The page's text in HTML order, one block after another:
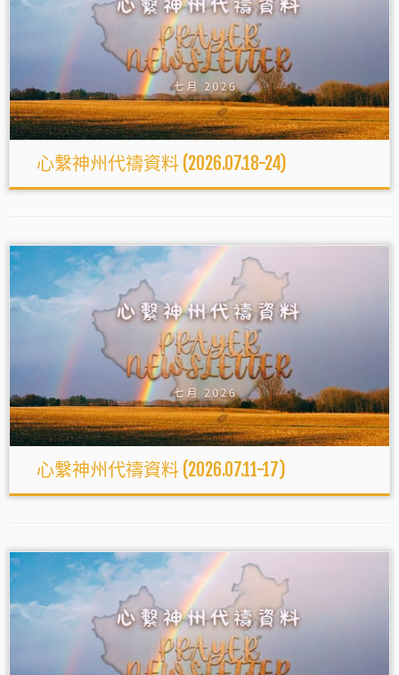
心繫神州代禱資料 (2026.07.18-24)
心繫神州代禱資料 (2026.07.11-17)